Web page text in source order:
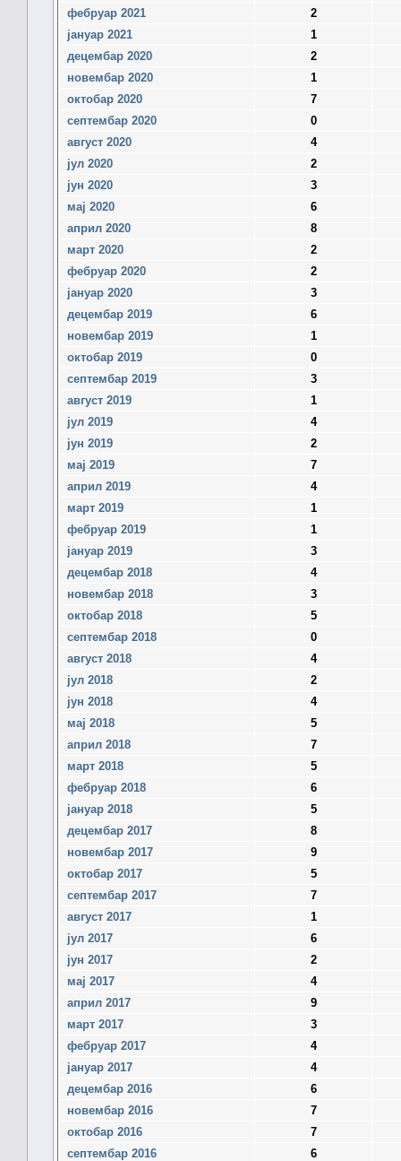
фебруар 2021
2
јануар 2021
1
децембар 2020
2
новембар 2020
1
октобар 2020
7
септембар 2020
0
август 2020
4
јул 2020
2
јун 2020
3
мај 2020
6
април 2020
8
март 2020
2
фебруар 2020
2
јануар 2020
3
децембар 2019
6
новембар 2019
1
октобар 2019
0
септембар 2019
3
август 2019
1
јул 2019
4
јун 2019
2
мај 2019
7
април 2019
4
март 2019
1
фебруар 2019
1
јануар 2019
3
децембар 2018
4
новембар 2018
3
октобар 2018
5
септембар 2018
0
август 2018
4
јул 2018
2
јун 2018
4
мај 2018
5
април 2018
7
март 2018
5
фебруар 2018
6
јануар 2018
5
децембар 2017
8
новембар 2017
9
октобар 2017
5
септембар 2017
7
август 2017
1
јул 2017
6
јун 2017
2
мај 2017
4
април 2017
9
март 2017
3
фебруар 2017
4
јануар 2017
4
децембар 2016
6
новембар 2016
7
октобар 2016
7
септембар 2016
6